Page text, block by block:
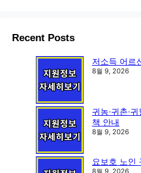
Recent Posts
저소득 어르
8월 9, 2026
귀농·귀촌·
책 안내
8월 9, 2026
요보호 노인
8월 9, 2026